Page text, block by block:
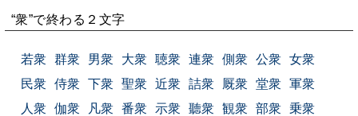
“衆”で終わる２文字
若衆 群衆 男衆 大衆 聴衆 連衆 側衆 公衆 女衆
民衆 侍衆 下衆 聖衆 近衆 詰衆 厩衆 堂衆 軍衆
人衆 伽衆 凡衆 番衆 示衆 聽衆 観衆 部衆 乗衆